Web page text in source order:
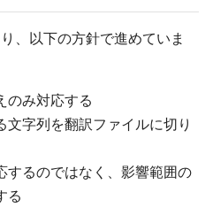
、以下の方針で進めていま
のみ対応する
字列を翻訳ファイルに切り
するのではなく、影響範囲の
る